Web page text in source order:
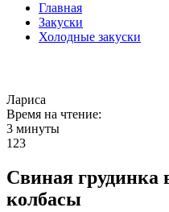
Главная
Закуски
Холодные закуски
Лариса
Время на чтение:
3 минуты
123
Свиная грудинка
колбасы